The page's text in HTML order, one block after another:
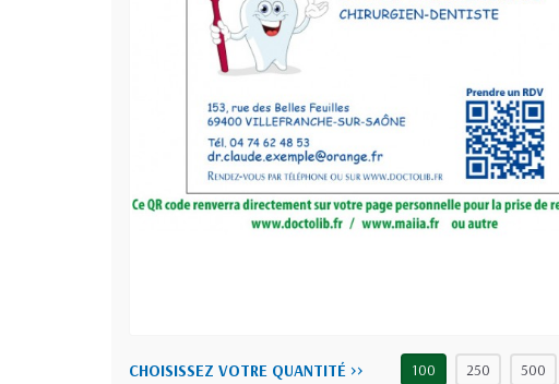
CHOISISSEZ VOTRE QUANTITÉ >> 100 250 500